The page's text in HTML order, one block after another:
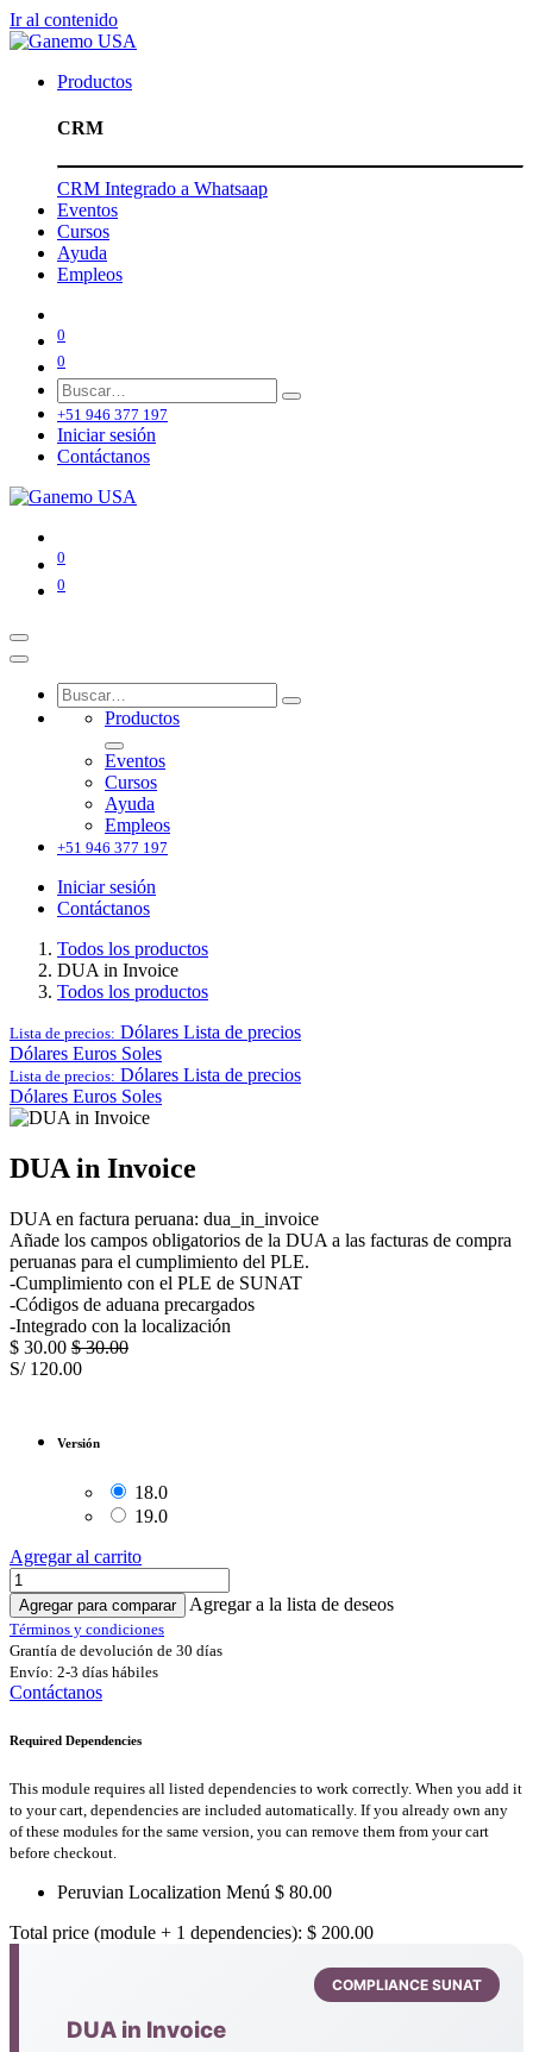
Ir al contenido
Productos
CRM
CRM Integrado a Whatsaap
Eventos
Cursos
Ayuda
Empleos
0
0
+51 946 377 197
Iniciar sesión
Contáctanos
0
0
Productos
Eventos
Cursos
Ayuda
Empleos
+51 946 377 197
Iniciar sesión
Contáctanos
Todos los productos
DUA in Invoice
Todos los productos
Lista de precios: Dólares Lista de precios
Dólares Euros Soles
Lista de precios: Dólares Lista de precios
Dólares Euros Soles
DUA in Invoice
DUA en factura peruana: dua_in_invoice
Añade los campos obligatorios de la DUA a las facturas de compra
peruanas para el cumplimiento del PLE.
-Cumplimiento con el PLE de SUNAT
-Códigos de aduana precargados
-Integrado con la localización
$ 30.00 $30.00
S/ 120.00
Versión
18.0
19.0
Agregar al carrito
Agregar para comparar Agregar a la lista de deseos
Términos y condiciones
Grantía de devolución de 30 días
Envío: 2-3 días hábiles
Contáctanos
Required Dependencies
This module requires all listed dependencies to work correctly. When you add it
to your cart, dependencies are included automatically. If you already own any
of these modules for the same version, you can remove them from your cart
before checkout.
Peruvian Localization Menú $ 80.00
Total price (module + 1 dependencies): $ 200.00
COMPLIANCE SUNAT
DUA in Invoice